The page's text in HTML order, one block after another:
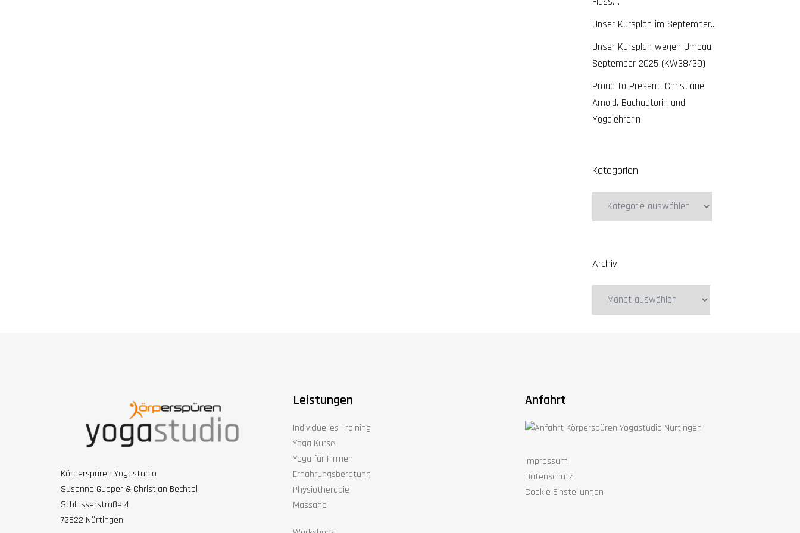
Unser Kursplan im September…
Unser Kursplan wegen Umbau
September 2025 (KW38/39)
Proud to Present: Christiane
Arnold, Buchautorin und
Yogalehrerin
Kategorien
Archiv
Körperspüren Yogastudio
Susanne Gupper & Christian Bechtel
Schlosserstraße 4
72622 Nürtingen
Leistungen
Individuelles Training
Yoga Kurse
Yoga für Firmen
Ernährungsberatung
Physiotherapie
Massage
Anfahrt
Impressum
Datenschutz
Cookie Einstellungen